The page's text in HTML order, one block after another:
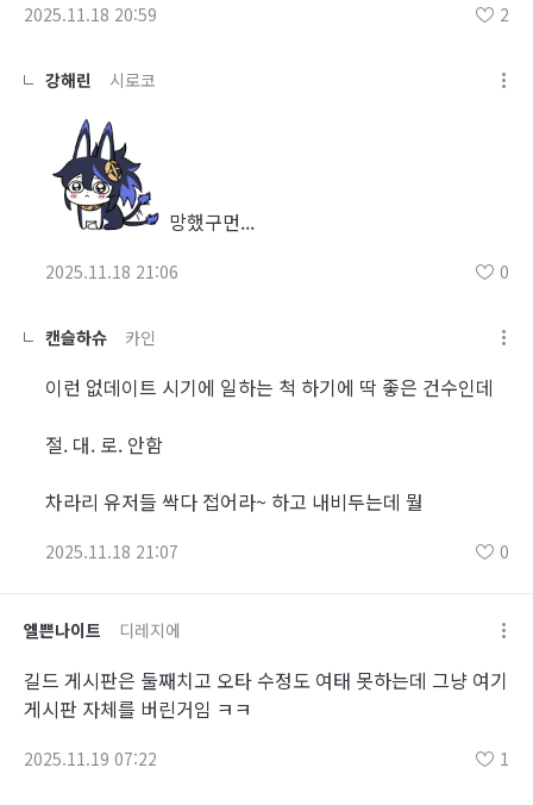
2025.11.18 20:59 2
강해린 시로코
망했구먼...
2025.11.18 21:06 0
캔슬하슈 카인
이런 없데이트 시기에 일하는 척 하기에 딱 좋은 건수인데
절. 대. 로. 안함
차라리 유저들 싹다 접어라~ 하고 내비두는데 뭘
2025.11.18 21:07 0
엘쁜나이트 디레지에
길드 게시판은 둘째치고 오타 수정도 여태 못하는데 그냥 여기
게시판 자체를 버린거임 ㅋㅋ
2025.11.19 07:22 1